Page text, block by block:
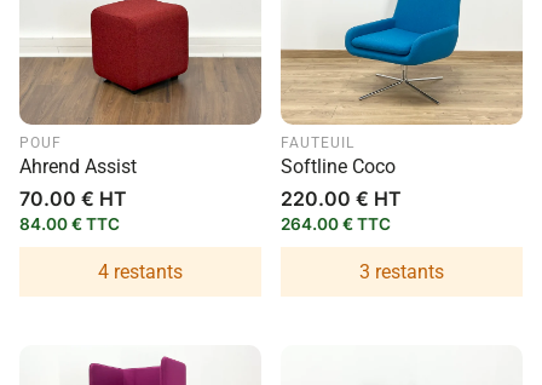
POUF
Ahrend Assist
Prix
habituel
70.00 € HT
84.00 € TTC
4 restants
FAUTEUIL
Softline Coco
Prix
habituel
220.00 € HT
264.00 € TTC
3 restants